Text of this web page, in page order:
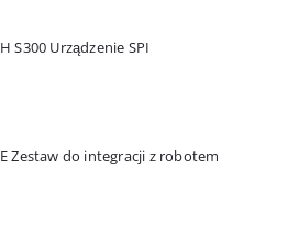
S300 Urządzenie SPI
Zestaw do integracji z robotem